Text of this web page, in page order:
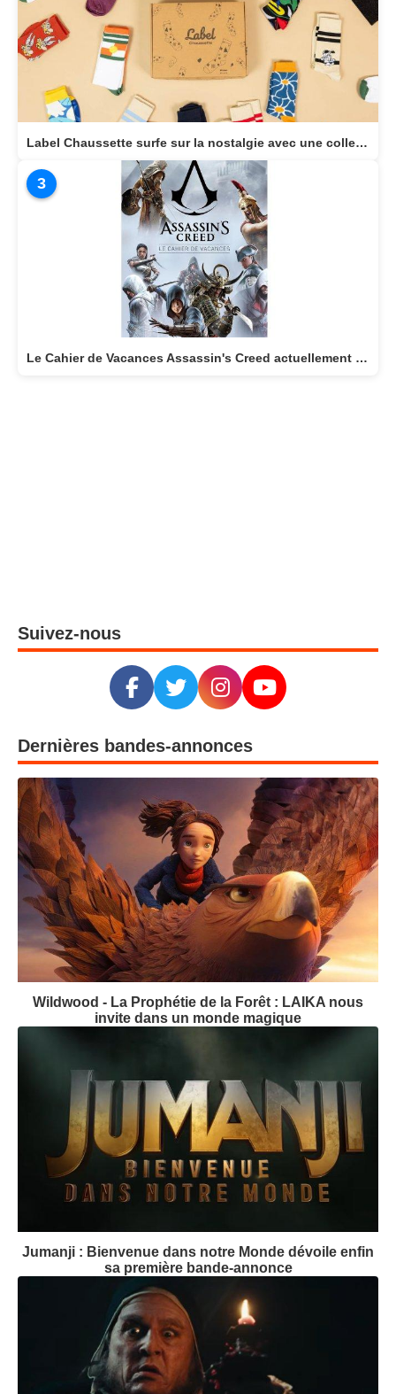
Label Chaussette surfe sur la nostalgie avec une collection dédiée aux héros cultes de notre enfance
3
Le Cahier de Vacances Assassin's Creed actuellement disponible
Suivez-nous
Dernières bandes-annonces
Wildwood - La Prophétie de la Forêt : LAIKA nous
invite dans un monde magique
Jumanji : Bienvenue dans notre Monde dévoile enfin
sa première bande-annonce